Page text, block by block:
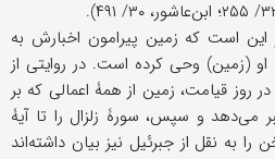
است که زمین پیرامون اخبارش به
او (زمین) وحی کرده است. در روایتی از
روز قیامت، زمین از همۀ اعمالی که بر
و سپس، سورۀ زلزال را تا آیۀ
به نقل از جبرئیل نیز بیان داشته‌اند